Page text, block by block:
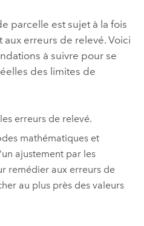
parcelle est sujet à la fois
erreurs de relevé. Voici
à suivre pour se
des limites de
erreurs de relevé.
mathématiques et
ajustement par les
remédier aux erreurs de
au plus près des valeurs